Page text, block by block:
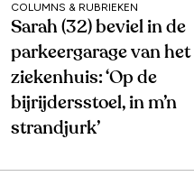
COLUMNS & RUBRIEKEN
Sarah (32) beviel in de
parkeergarage van het
ziekenhuis: ‘Op de
bijrijdersstoel, in m’n
strandjurk’